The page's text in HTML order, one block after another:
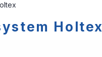
Holtex